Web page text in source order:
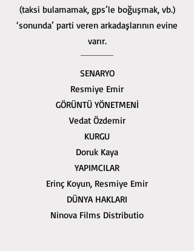
(taksi bulamamak, gps’le boğuşmak, vb.)
‘sonunda’ parti veren arkadaşlarının evine
varır.
SENARYO
Resmiye Emir
GÖRÜNTÜ YÖNETMENİ
Vedat Özdemir
KURGU
Doruk Kaya
YAPIMCILAR
Erinç Koyun, Resmiye Emir
DÜNYA HAKLARI
Ninova Films Distributio